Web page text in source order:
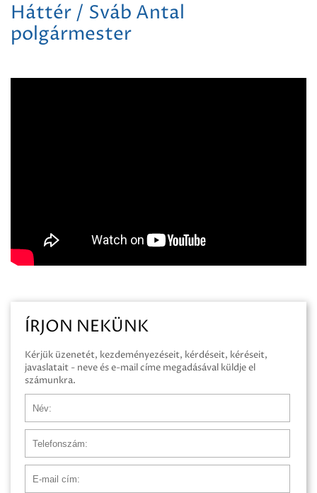
Háttér / Sváb Antal
polgármester
ÍRJON NEKÜNK
Kérjük üzenetét, kezdeményezéseit, kérdéseit, kéréseit,
javaslatait - neve és e-mail címe megadásával küldje el
számunkra.